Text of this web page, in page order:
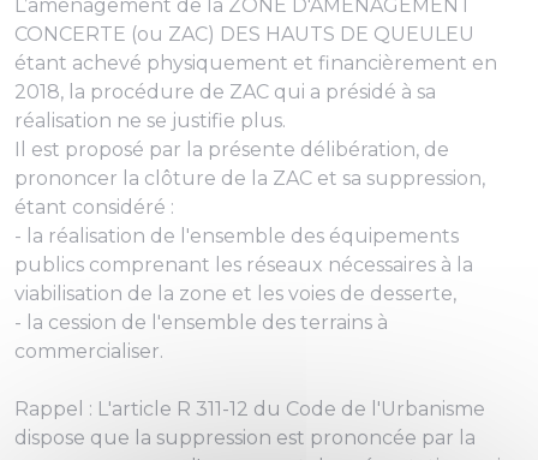
L’aménagement de la ZONE D'AMENAGEMENT
CONCERTE (ou ZAC) DES HAUTS DE QUEULEU
étant achevé physiquement et financièrement en
2018, la procédure de ZAC qui a présidé à sa
réalisation ne se justifie plus.
Il est proposé par la présente délibération, de
prononcer la clôture de la ZAC et sa suppression,
étant considéré :
- la réalisation de l'ensemble des équipements
publics comprenant les réseaux nécessaires à la
viabilisation de la zone et les voies de desserte,
- la cession de l'ensemble des terrains à
commercialiser.
Rappel : L'article R 311-12 du Code de l'Urbanisme
dispose que la suppression est prononcée par la